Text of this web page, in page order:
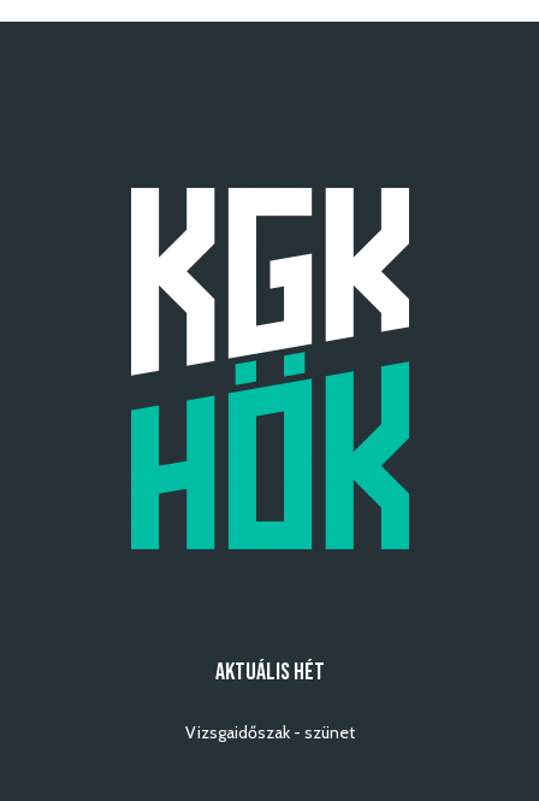
AKTUÁLIS HÉT
Vizsgaidőszak - szünet